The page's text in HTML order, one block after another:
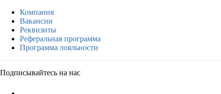
Компания
Вакансии
Реквизиты
Реферальная программа
Программа лояльности
Подписывайтесь на нас